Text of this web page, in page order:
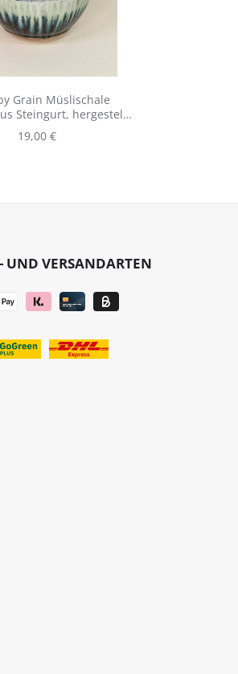
Grain Müslischale
Steingurt, hergestellt
Regulärer Preis:
19,00 €
UND VERSANDARTEN